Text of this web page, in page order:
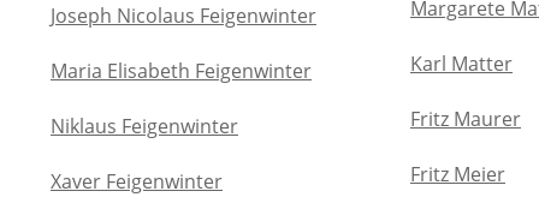
Joseph Nicolaus Feigenwinter
Maria Elisabeth Feigenwinter
Niklaus Feigenwinter
Xaver Feigenwinter
Margarete
Karl Matter
Fritz Maurer
Fritz Meier